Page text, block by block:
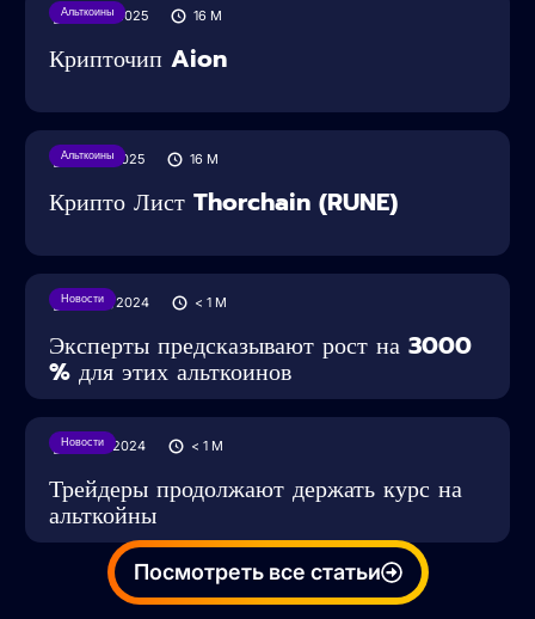
Альткоины
10/02/2025 16 M
Крипточип Aion
Альткоины
19/01/2025 16 M
Крипто Лист Thorchain (RUNE)
Новости
23/12/2024 < 1 M
Эксперты предсказывают рост на 3000
% для этих альткоинов
Новости
26/11/2024 < 1 M
Трейдеры продолжают держать курс на
альткойны
Посмотреть все статьи